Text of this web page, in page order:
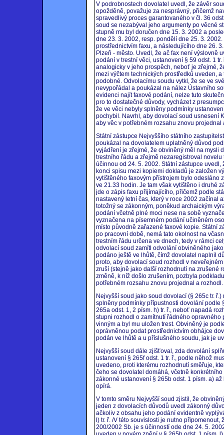
V podrobnostech dovolatel uvedl, že závěr
opožděně, považuje za nesprávný, přičemž
spravedlivý proces garantovaného v čl. 36
soud se nezabýval jeho argumenty po věcné
stupně mu byl doručen dne 15. 3. 2002 a
dne 23. 3. 2002, resp. pondělí dne 25. 3.
prostřednictvím faxu, a následujícího dne 26.
Plzeň - město. Uvedl, že ač fax není výslovně
podání v trestní věci, ustanovení § 59 odst. 1
analogicky v jeho prospěch, neboť je zřejmé,
mezi výčtem technických prostředků uveden,
podobné. Odvolacímu soudu vytkl, že se ve
nevypořádal a poukázal na nález Ústavního
evidenci najít faxové podání, nelze tuto
pro to dostatečné důvody, vycházet z
že ve věci nebyly splněny podmínky
pochybil. Navrhl, aby dovolací soud usnesení
aby věc v potřebném rozsahu znovu projednal
Státní zástupce Nejvyššího státního
poukázal na dovolatelem uplatněný důvod
vyjádření je zřejmé, že obviněný měl na mysli
trestního řádu a zřejmě nezaregistroval
účinnou od 24. 5. 2002. Státní zástupce
konci spisu mezi kopiemi dokladů je založen
vytištěného faxovým přístrojem bylo odesláno
ve 21.33 hodin. Je tam však vytištěno i druhé
jde o zápis faxu přijímajícího, přičemž podle
nastavený letní čas, který v roce 2002 začínal
totožný se zákonným, poněkud archaickým
podání včetně plné moci nese na sobě
vyznačena na písemném podání učiněném
místo původně zařazené faxové kopie. Státní
po pracovní době, nemá tato okolnost na
trestním řádu určena ve dnech, tedy v rámci
odvolací soud zamítl odvolání obviněného
podáno ještě ve lhůtě, čímž dovolatel naplnil
proto, aby dovolací soud rozhodl v
zruší (stejně jako další rozhodnutí na zrušené
změně, k níž došlo zrušením, pozbyla
potřebném rozsahu znovu projednal a rozhodl.
Nejvyšší soud jako soud dovolací (§ 265c tr.
splněny podmínky přípustnosti dovolání podle
265a odst. 1, 2 písm. h) tr. ř., neboť napadá
stupni rozhodl o zamítnutí řádného
vinným a byl mu uložen trest. Obviněný je
oprávněnou podat prostřednictvím obhájce
podán ve lhůtě a u příslušného soudu, jak je
Nejvyšší soud dále zjišťoval, zda dovolání
ustanovení § 265f odst. 1 tr. ř., podle něhož
uvedeno, proti kterému rozhodnutí směřuje,
čeho se dovolatel domáhá, včetně
zákonné ustanovení § 265b odst. 1 písm. a)
opírá.
V tomto směru Nejvyšší soud zjistil, že
jeden z dovolacích důvodů uvedl zákonný
ačkoliv z obsahu jeho podání evidentně
l) tr. ř. /V této souvislosti je nutno
200/2002 Sb. je s účinností ode dne 24. 5.